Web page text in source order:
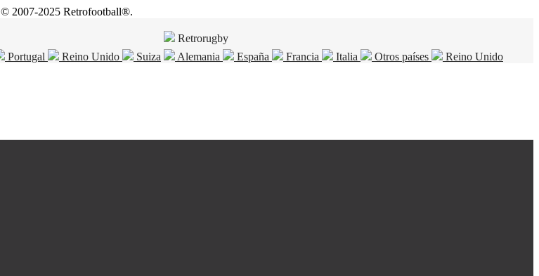
© 2007-2025 Retrofootball®.
Portugal Reino Unido Suiza
Retrorugby
Alemania
España Francia Italia Otros países
Reino Unido